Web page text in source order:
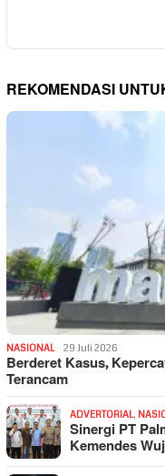
REKOMENDASI
NASIONAL 29 Juli 2026
Berderet Kasus,
Terancam
ADVERTORIAL,
Sinergi PT
Kemendes